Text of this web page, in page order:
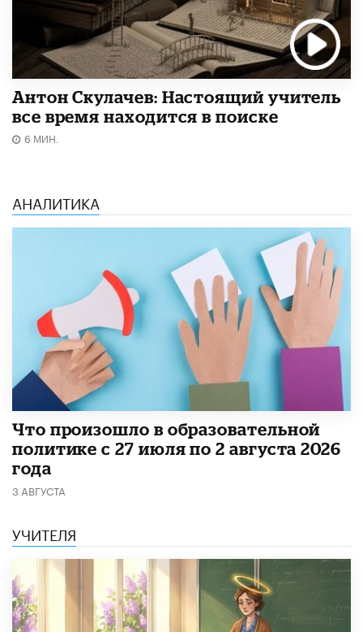
Антон Скулачев: Настоящий учитель
все время находится в поиске
6 МИН.
АНАЛИТИКА
​Что произошло в образовательной
политике с 27 июля по 2 августа 2026
года
3 АВГУСТА
УЧИТЕЛЯ